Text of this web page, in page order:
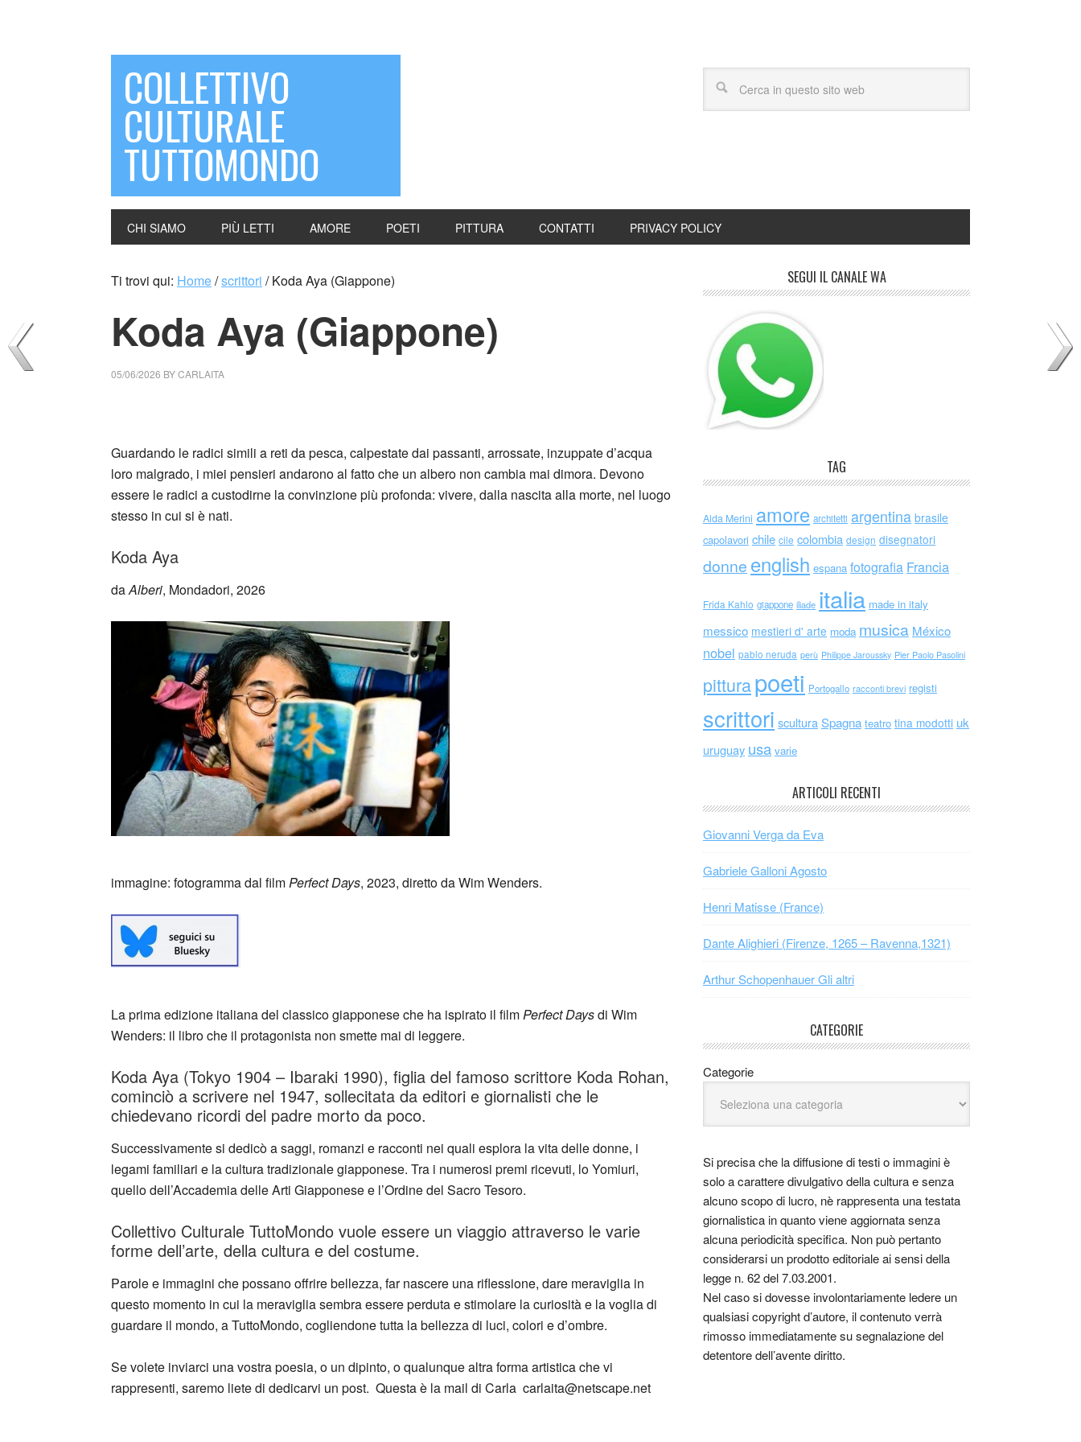
COLLETTIVO
CULTURALE
TUTTOMONDO
CHI SIAMO PIÙ LETTI AMORE POETI PITTURA CONTATTI PRIVACY POLICY
Ti trovi qui: Home/scrittori /Koda Aya (Giappone)
Koda Aya (Giappone)
05/06/2026 BYCARLAITA
Guardando le radici simili a reti da pesca, calpestate dai passanti, arrossate, inzuppate d’acqua
loro malgrado, i miei pensieri andarono al fatto che un albero non cambia mai dimora. Devono
essere le radici a custodirne la convinzione più profonda: vivere, dalla nascita alla morte, nel luogo
stesso in cui si è nati.
Koda Aya
daAlberi, Mondadori, 2026
immagine: fotogramma dal filmPerfect Days, 2023, diretto da Wim Wenders.
La prima edizione italiana del classico giapponese che ha ispirato il filmPerfect Daysdi Wim
Wenders: il libro che il protagonista non smette mai di leggere.
Koda Aya (Tokyo 1904 – Ibaraki 1990), figlia del famoso scrittore Koda Rohan,
cominciò a scrivere nel 1947, sollecitata da editori e giornalisti che le
chiedevano ricordi del padre morto da poco.
Successivamente si dedicò a saggi, romanzi e racconti nei quali esplora la vita delle donne, i
legami familiari e la cultura tradizionale giapponese. Tra i numerosi premi ricevuti, lo Yomiuri,
quello dell’Accademia delle Arti Giapponese e l’Ordine del Sacro Tesoro.
Collettivo Culturale TuttoMondo vuole essere un viaggio attraverso le varie
forme dell’arte, della cultura e del costume.
Parole e immagini che possano offrire bellezza, far nascere una riflessione, dare meraviglia in
questo momento in cui la meraviglia sembra essere perduta e stimolare la curiosità e la voglia di
guardare il mondo, a TuttoMondo, cogliendone tutta la bellezza di luci, colori e d’ombre.
Se volete inviarci una vostra poesia, o un dipinto, o qualunque altra forma artistica che vi
rappresenti, saremo liete di dedicarvi un post. Questa è la mail di Carla carlaita@netscape.net
SEGUI IL CANALE WA
TAG
Alda Merini amore architetti argentina brasile
capolavori chile cile colombia design disegnatori
donne english espana fotografia Francia
Frida Kahlo giappone iliade italia made in italy
messico mestieri d' arte moda musica México
nobel pablo neruda perù Philippe Jaroussky Pier Paolo Pasolini
pitturapoeti Portogallo racconti brevi registi
scrittori scultura Spagna teatro tina modotti uk
uruguay usa varie
ARTICOLI RECENTI
Giovanni Verga da Eva
Gabriele Galloni Agosto
Henri Matisse (France)
Dante Alighieri (Firenze, 1265 – Ravenna,1321)
Arthur Schopenhauer Gli altri
CATEGORIE
Categorie
Si precisa che la diffusione di testi o immagini è
solo a carattere divulgativo della cultura e senza
alcuno scopo di lucro, nè rappresenta una testata
giornalistica in quanto viene aggiornata senza
alcuna periodicità specifica. Non può pertanto
considerarsi un prodotto editoriale ai sensi della
legge n. 62 del 7.03.2001.
Nel caso si dovesse involontariamente ledere un
qualsiasi copyright d’autore, il contenuto verrà
rimosso immediatamente su segnalazione del
detentore dell’avente diritto.